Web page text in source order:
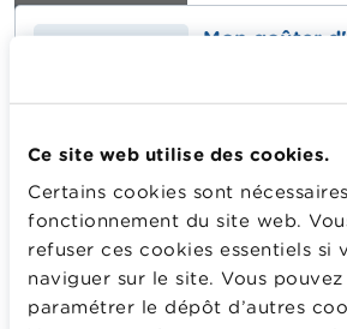
Ce site web utilise des cookies.
Certains cookies sont
fonctionnement du site web.
refuser ces cookies essentiels si
naviguer sur le site. Vous
paramétrer le dépôt d’autres
Mon goûter
283 Downloads
Situation de problème visant à
fournitures nécessaires pour
d’anniversaire. Mais combien va
ce qu’Emma et Oscar ont assez
donnent 50 euros, combien la